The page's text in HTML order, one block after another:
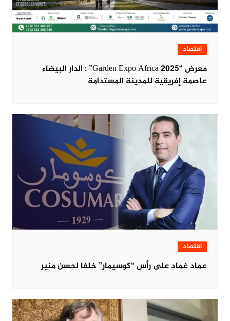
اقتصاد
معرض “Garden Expo Africa 2025” : الدار البيضاء
عاصمة إفريقية للمدينة المستدامة
اقتصاد
عماد غماد على رأس “كوسيمار” خلفا لحسن منير